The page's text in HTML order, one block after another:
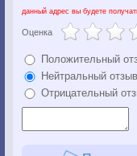
данный адрес вы будете
Оценка
Положительный
Нейтральный отзыв
Отрицательный